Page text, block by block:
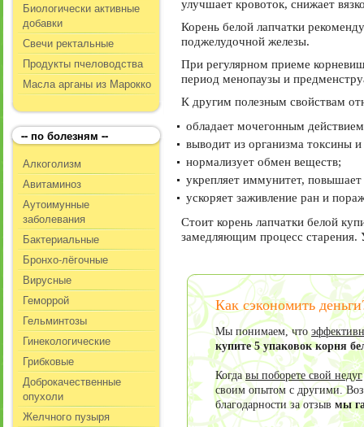
Биологически активные
добавки
Свечи ректальные
Продукты пчеловодства
Масла арганы из Марокко
-- по болезням --
Алкоголизм
Авитаминоз
Аутоимунные
заболевания
Бактериальные
Бронхо-лёгочные
Вирусные
Геморрой
Гельминтозы
Гинекологические
Грибковые
Доброкачественные
опухоли
Желчного пузыря
улучшает кровоток, снижает
Корень белой лапчатки
поджелудочной железы.
При регулярном приеме
период менопаузы и
К другим полезным свойствам
обладает мочегонным
выводит из организма токсины
нормализует обмен веществ;
укрепляет иммунитет,
ускоряет заживление ран и
Стоит корень лапчатки белой
замедляющим процесс старения.
Как сэкономить
Мы понимаем, что
купите 5 упаковок корня
Когдавы поборете свой недуг
своим опытом с другими.
благодарности за отзыв мы